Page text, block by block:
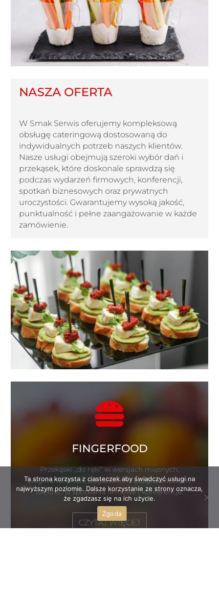
NASZA OFERTA
W Smak Serwis oferujemy kompleksową
obsługę cateringową dostosowaną do
indywidualnych potrzeb naszych klientów.
Nasze usługi obejmują szeroki wybór dań i
przekąsek, które doskonale sprawdzą się
podczas wydarzeń firmowych, konferencji,
spotkań biznesowych oraz prywatnych
uroczystości. Gwarantujemy wysoką jakość,
punktualność i pełne zaangażowanie w każde
zamówienie.

FINGERFOOD
Przekąski „do ręki” w wersjach mięsnych,
wegetariańskich, wegańskich i bezglutenowych.
Idealne na spotkania firmowe i konferencje.
CZYTAJ WIĘCEJ
Ta strona korzysta z ciasteczek aby świadczyć usługi na
najwyższym poziomie. Dalsze korzystanie ze strony oznacza,
że zgadzasz się na ich użycie.
Zgoda